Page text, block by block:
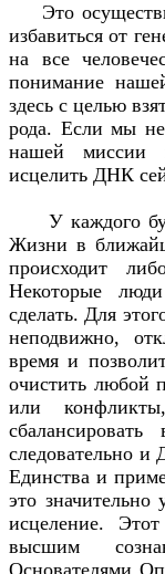
Это
избавиться от
на все
понимание
здесь с целью
рода. Если мы не
нашей миссии
исцелить ДНК
У каждого
Жизни в
происходит
Некоторые
сделать. Для
неподвижно,
время и
очистить любой
или
следовательно и
Единства и
это значительно
исцеление.
высшим